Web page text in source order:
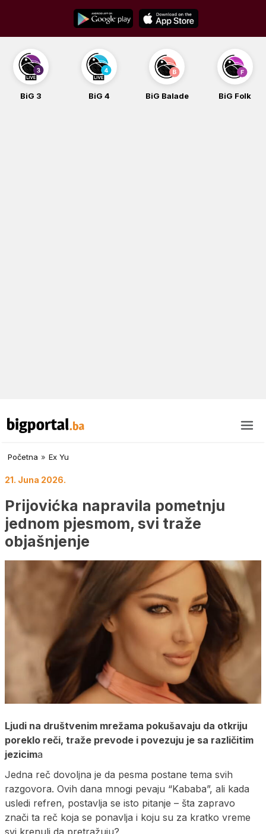
content
BiG 3 BiG 4 BiG Balade BiG Folk
Početna » Ex Yu
21. Juna 2026.
Prijovićka napravila pometnju
jednom pjesmom, svi traže
objašnjenje
Ljudi na društvenim mrežama pokušavaju da otkriju
poreklo reči, traže prevode i povezuju je sa različitim
jezicima
Jedna reč dovoljna je da pesma postane tema svih
razgovora. Ovih dana mnogi pevaju “Kababa”, ali kada
usledi refren, postavlja se isto pitanje – šta zapravo
znači ta reč koja se ponavlja i koju su za kratko vreme